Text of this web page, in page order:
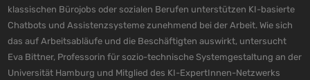
klassischen Bürojobs oder sozialen Berufen unterstützen KI-basierte
Chatbots und Assistenzsysteme zunehmend bei der Arbeit. Wie sich
das auf Arbeitsabläufe und die Beschäftigten auswirkt, untersucht
Eva Bittner, Professorin für sozio-technische Systemgestaltung an der
Universität Hamburg und Mitglied des KI-ExpertInnen-Netzwerks